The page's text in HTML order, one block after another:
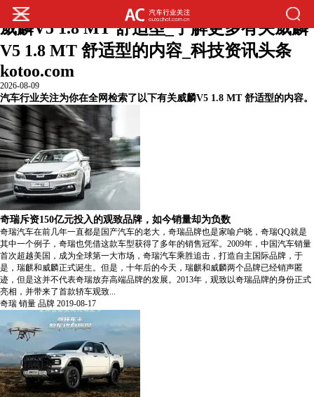
您的位置: 汽车行业关注热门内容
威麟V5 1.8 MT 舒适型_了解更多有关威麟
V5 1.8 MT 舒适型的内容_科技资讯头条
kotoo.com
2026-08-09
汽车行业关注为你在全网检索了以下有关威麟V5 1.8 MT 舒适型的内容。
奇瑞斥资150亿元投入的观致品牌，如今销量却为负数
奇瑞汽车在前几年一直都是国产汽车的老大，奇瑞品牌也是家喻户晓，奇瑞QQ就是
其中一个例子，奇瑞也凭借这款车型获得了多年的销售冠军。2009年，中国汽车销量
首次超越美国，成为全球第一大市场，奇瑞汽车乘胜追击，打造自主国际品牌，于
是，瑞麒和威麟正式诞生。但是，十年后的今天，瑞麒和威麟两个品牌已经销声匿
迹，但是这并不代表奇瑞放弃高端品牌的发展。2013年，观致以奇瑞品牌的身份正式
亮相，并带来了首款轿车观致...
奇瑞 销量 品牌 2019-08-17